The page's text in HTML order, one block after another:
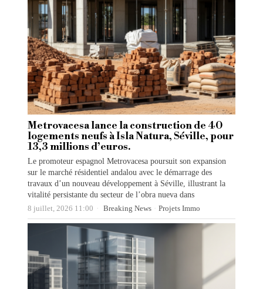
Metrovacesa lance la construction de 40
logements neufs à Isla Natura, Séville, pour
13,3 millions d’euros.
Le promoteur espagnol Metrovacesa poursuit son expansion
sur le marché résidentiel andalou avec le démarrage des
travaux d’un nouveau développement à Séville, illustrant la
vitalité persistante du secteur de l’obra nueva dans
8 juillet, 2026 11:00 Breaking News · Projets Immo